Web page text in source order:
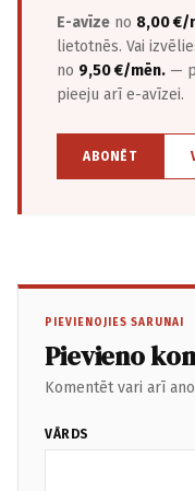
E-avīze no 8,00 €/
lietotnēs. Vai
no 9,50 €/mēn. —
pieeju arī e-avīzei.
ABONĒT
PIEVIENOJIES SARUNAI
Pievieno
Komentēt vari arī
VĀRDS